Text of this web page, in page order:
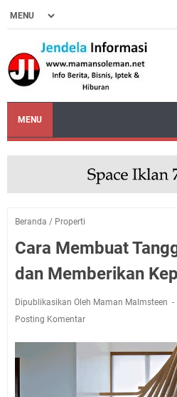
MENU
Beranda / Properti
Cara Membuat
dan Memberikan
Dipublikasikan Oleh Maman Malmsteen
Posting Komentar